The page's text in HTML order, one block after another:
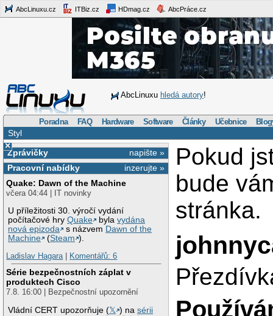
AbcLinuxu.cz ITBiz.cz HDmag.cz AbcPráce.cz
AbcLinuxu hledá autory!
Poradna FAQ Hardware Software Články Učebnice
Styl
×
napište »
Zprávičky
inzerujte »
Pracovní nabídky
Quake: Dawn of the Machine
včera 04:44 | IT novinky
U příležitosti 30. výročí vydání
počítačové hryQuake bylavydána
nová epizoda
s názvem Dawn of the
Machine
(Steam ).
Ladislav Hagara| Komentářů: 6
Série bezpečnostních záplat v
produktech Cisco
7.8. 16:00 | Bezpečnostní upozornění
Vládní CERT upozorňuje (𝕏 ) nasérii
Pokud
bude
stránka.